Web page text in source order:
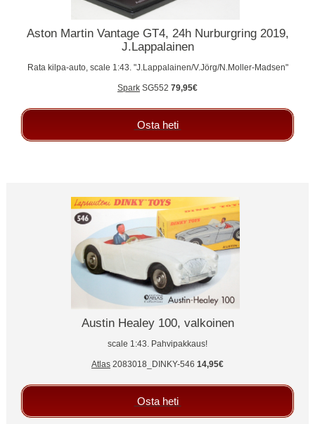
Aston Martin Vantage GT4, 24h Nurburgring 2019,
J.Lappalainen
Rata kilpa-auto, scale 1:43. "J.Lappalainen/V.Jörg/N.Moller-Madsen"
Spark SG552 79,95€
Osta heti
Austin Healey 100, valkoinen
scale 1:43. Pahvipakkaus!
Atlas 2083018_DINKY-546 14,95€
Osta heti